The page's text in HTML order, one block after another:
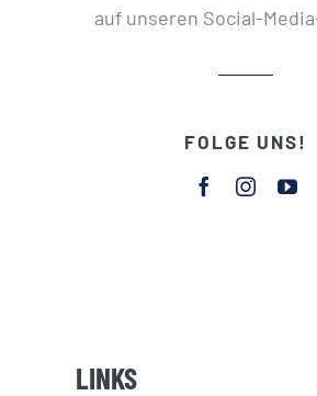
auf unseren Social-
FOLGE UNS!
LINKS